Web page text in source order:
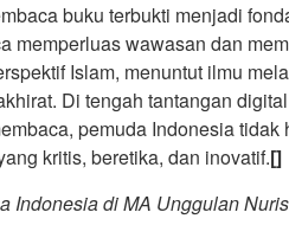
buku terbukti menjadi
memperluas wawasan dan
Islam, menuntut ilmu
Di tengah tantangan
pemuda Indonesia
kritis, beretika, dan inovatif.[]
Indonesia di MA Unggulan Nuris